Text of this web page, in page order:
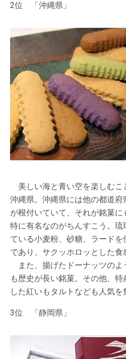
2位 「沖縄県」
美しい海と青い空を楽しむこ
沖縄県。沖縄県には他の都道
が根付いていて、それが銘菓に
特に有名なのがちんすこう。
ている小麦粉、砂糖、ラード
であり、サクッホロッとした食
また、揚げたドーナッツのよ
も歴史が長い銘菓。その他、
した紅いもタルトなども人気を
3位 「静岡県」